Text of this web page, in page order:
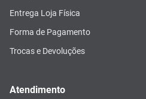
Entrega Loja Física
Forma de Pagamento
Trocas e Devoluções
Atendimento